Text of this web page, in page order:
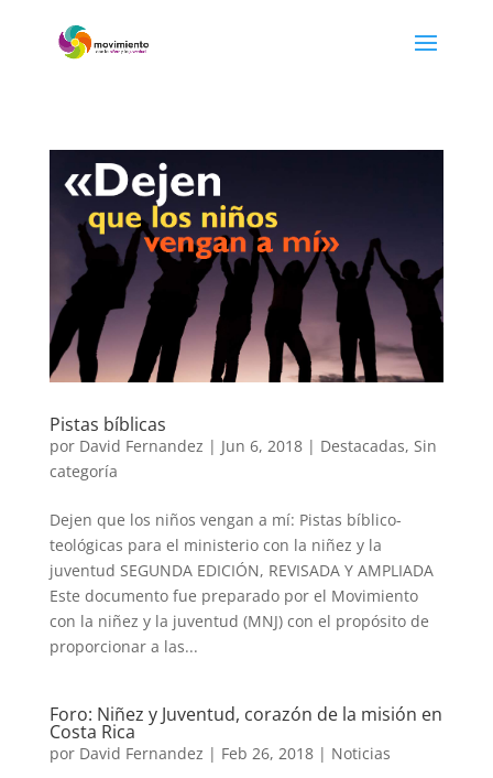
Pistas bíblicas
por David Fernandez | Jun 6, 2018| Destacadas, Sin
categoría
Dejen que los niños vengan a mí: Pistas bíblico-
teológicas para el ministerio con la niñez y la
juventud SEGUNDA EDICIÓN, REVISADA Y AMPLIADA
Este documento fue preparado por el Movimiento
con la niñez y la juventud (MNJ) con el propósito de
proporcionar a las...
Foro: Niñez y Juventud, corazón de la misión en
Costa Rica
por David Fernandez | Feb 26, 2018| Noticias